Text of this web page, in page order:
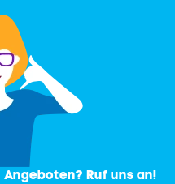
Ruf uns an!